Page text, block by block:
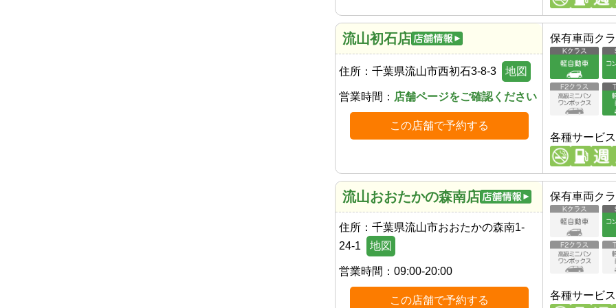
流山初石店
住所： 千葉県流山市西初石3-8-3 地図
営業時間： 店舗ページをご確認ください
この店舗で予約する
保有車両ク
各種サービス
流山おおたかの森南店
住所： 千葉県流山市おおたかの森南1-
24-1
地図
営業時間： 09:00-20:00
この店舗で予約する
保有車両ク
各種サービス